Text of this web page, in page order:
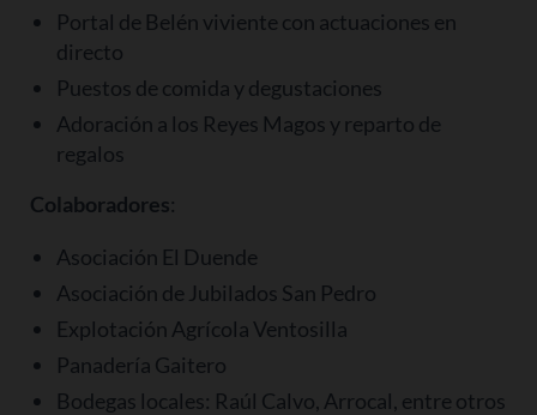
Portal de Belén viviente con actuaciones en
directo
Puestos de comida y degustaciones
Adoración a los Reyes Magos y reparto de
regalos
Colaboradores:
Asociación El Duende
Asociación de Jubilados San Pedro
Explotación Agrícola Ventosilla
Panadería Gaitero
Bodegas locales: Raúl Calvo, Arrocal, entre otros